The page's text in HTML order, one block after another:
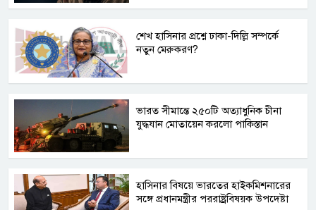
শেখ হাসিনার প্রশ্নে ঢাকা-দিল্লি সম্পর্কে
নতুন মেরুকরণ?
ভারত সীমান্তে ২৫০টি অত্যাধুনিক চীনা
যুদ্ধযান মোতায়েন করলো পাকিস্তান
হাসিনার বিষয়ে ভারতের হাইকমিশনারের
সঙ্গে প্রধানমন্ত্রীর পররাষ্ট্রবিষয়ক উপদেষ্টা